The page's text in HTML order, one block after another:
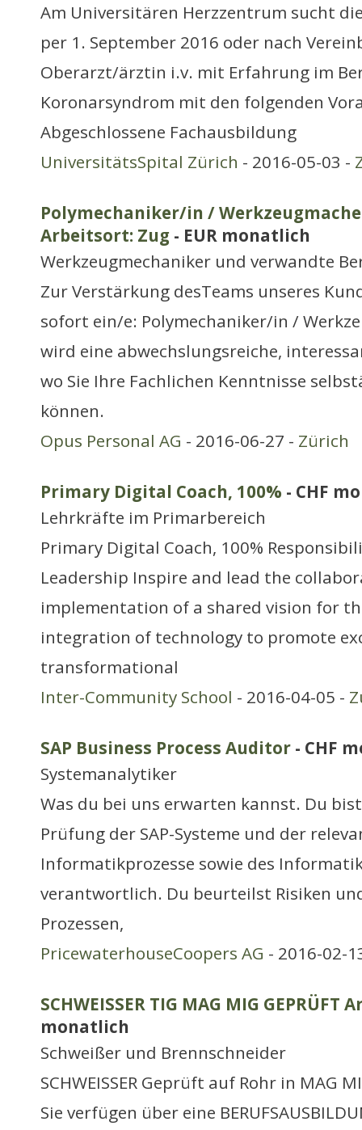
Am Universitären Herzzentrum sucht
per 1. September 2016 oder nach
Oberarzt/ärztin i.v. mit Erfahrung im
Koronarsyndrom mit den folgenden
Abgeschlossene Fachausbildung
UniversitätsSpital Zürich - 2016-05-03 -
Polymechaniker/in /
Arbeitsort: Zug - EUR monatlich
Werkzeugmechaniker und verwandte
Zur Verstärkung desTeams unseres
sofort ein/e: Polymechaniker/in /
wird eine abwechslungsreiche,
wo Sie Ihre Fachlichen Kenntnisse
können.
Opus Personal AG - 2016-06-27 - Zürich
Primary Digital Coach, 100% - CHF
Lehrkräfte im Primarbereich
Primary Digital Coach, 100%
Leadership Inspire and lead the
implementation of a shared vision for
integration of technology to promote
transformational
Inter-Community School - 2016-04-05 -
SAP Business Process Auditor - CHF
Systemanalytiker
Was du bei uns erwarten kannst. Du
Prüfung der SAP-Systeme und der
Informatikprozesse sowie des
verantwortlich. Du beurteilst Risiken
Prozessen,
PricewaterhouseCoopers AG - 2016-02-
SCHWEISSER TIG MAG MIG GEPRÜFT
monatlich
Schweißer und Brennschneider
SCHWEISSER Geprüft auf Rohr in MAG
Sie verfügen über eine